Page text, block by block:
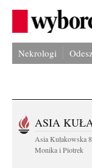
Nekrologi
ASIA
Asia Kułakowska
Monika i Piotrek